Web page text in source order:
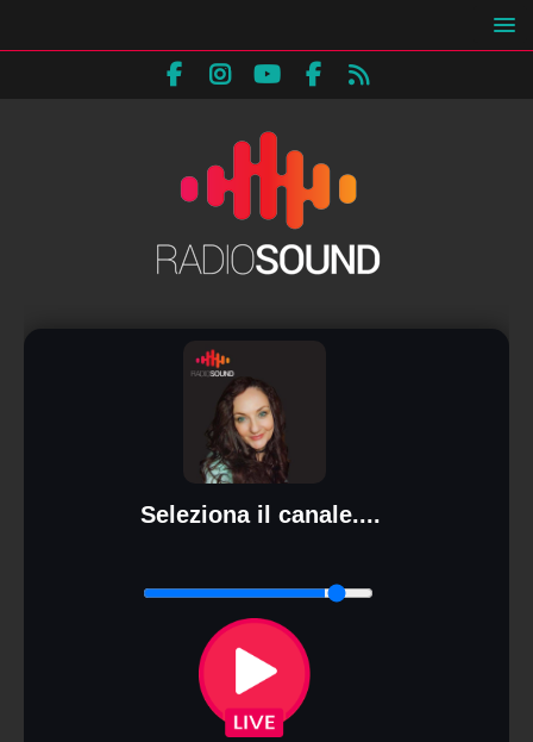
Seleziona il canale....